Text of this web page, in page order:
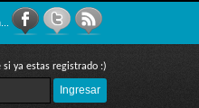
si ya estas registrado :)